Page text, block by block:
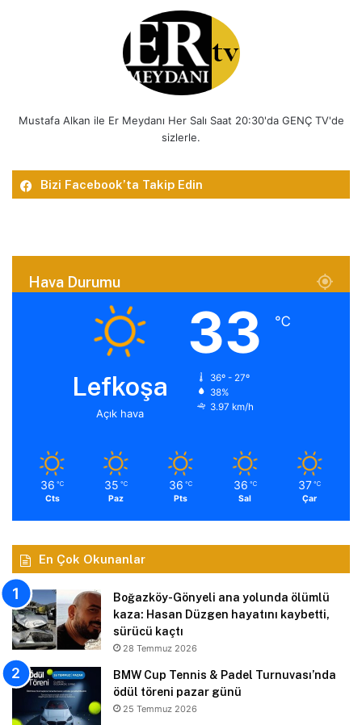
Mustafa Alkan ile Er Meydanı Her Salı Saat 20:30'da GENÇ TV'de
sizlerle.
Bizi Facebook’ta Takip Edin
Hava Durumu
Lefkoşa
Açık hava
33 ℃
36º - 27º
38%
3.97 km/h
36 ℃
Cts
35 ℃
Paz
36 ℃
Pts
36 ℃
Sal
37 ℃
Çar
En Çok Okunanlar
Boğazköy-Gönyeli ana yolunda ölümlü
kaza: Hasan Düzgen hayatını kaybetti,
sürücü kaçtı
28 Temmuz 2026
BMW Cup Tennis & Padel Turnuvası’nda
ödül töreni pazar günü
25 Temmuz 2026